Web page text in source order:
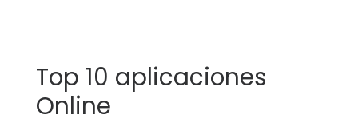
Top 10 aplicaciones
Online